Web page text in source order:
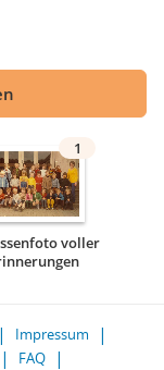
1
voller
Impressum
FAQ